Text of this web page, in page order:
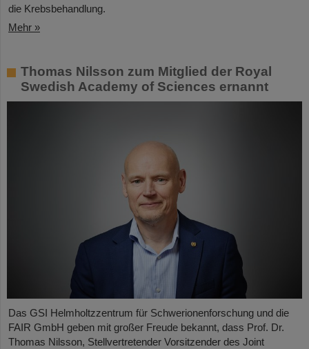
die Krebsbehandlung.
Mehr »
Thomas Nilsson zum Mitglied der Royal
Swedish Academy of Sciences ernannt
Das GSI Helmholtzzentrum für Schwerionenforschung und die
FAIR GmbH geben mit großer Freude bekannt, dass Prof. Dr.
Thomas Nilsson, Stellvertretender Vorsitzender des Joint